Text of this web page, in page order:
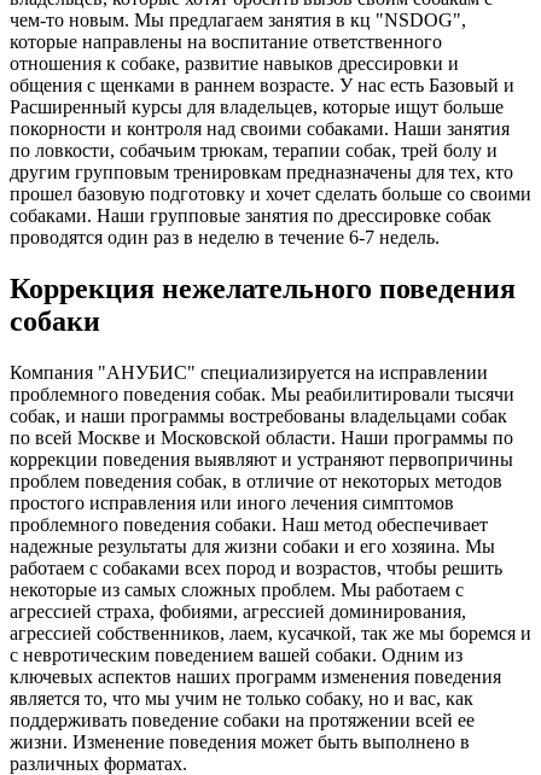
чем-то новым. Мы предлагаем занятия в кц "NSDOG",
которые направлены на воспитание ответственного
отношения к собаке, развитие навыков дрессировки и
общения с щенками в раннем возрасте. У нас есть Базовый и
Расширенный курсы для владельцев, которые ищут больше
покорности и контроля над своими собаками. Наши занятия
по ловкости, собачьим трюкам, терапии собак, трей болу и
другим групповым тренировкам предназначены для тех, кто
прошел базовую подготовку и хочет сделать больше со своими
собаками. Наши групповые занятия по дрессировке собак
проводятся один раз в неделю в течение 6-7 недель.
Коррекция нежелательного поведения
собаки
Компания "АНУБИС" специализируется на исправлении
проблемного поведения собак. Мы реабилитировали тысячи
собак, и наши программы востребованы владельцами собак
по всей Москве и Московской области. Наши программы по
коррекции поведения выявляют и устраняют первопричины
проблем поведения собак, в отличие от некоторых методов
простого исправления или иного лечения симптомов
проблемного поведения собаки. Наш метод обеспечивает
надежные результаты для жизни собаки и его хозяина. Мы
работаем с собаками всех пород и возрастов, чтобы решить
некоторые из самых сложных проблем. Мы работаем с
агрессией страха, фобиями, агрессией доминирования,
агрессией собственников, лаем, кусачкой, так же мы боремся и
с невротическим поведением вашей собаки. Одним из
ключевых аспектов наших программ изменения поведения
является то, что мы учим не только собаку, но и вас, как
поддерживать поведение собаки на протяжении всей ее
жизни. Изменение поведения может быть выполнено в
различных форматах.